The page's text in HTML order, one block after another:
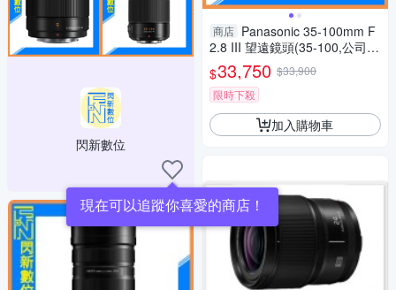
閃新數位
現在可以追蹤你喜愛的商店！
商店 Panasonic 35-100mm F
2.8 III 望遠鏡頭(35-100,公司
貨)H-ES35100GC
$33,750 $33,900
限時下殺
加入購物車